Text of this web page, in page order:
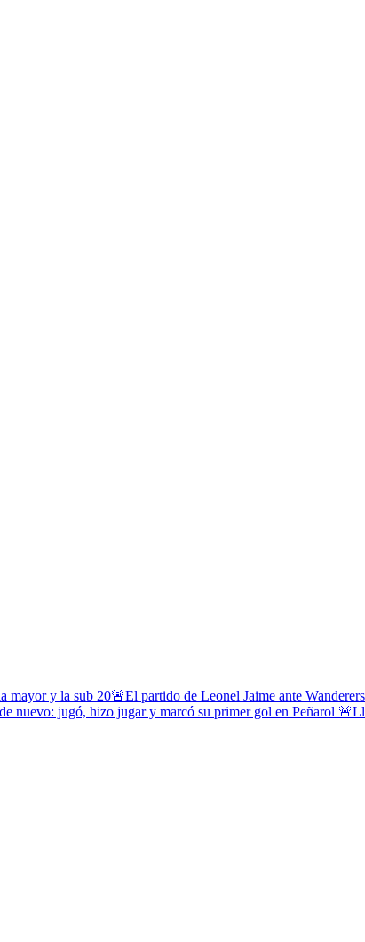
mayor y la sub 20🚨El partido de Leonel Jaime ante
nuevo: jugó, hizo jugar y marcó su primer gol en Peñarol